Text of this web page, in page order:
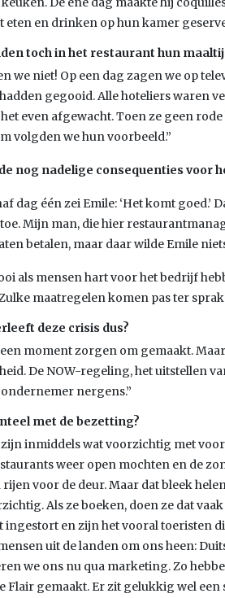
eten en drinken op hun kamer
toch in het restaurant hun
we niet! Op een dag zagen we op
gegooid. Alle hoteliers waren
het even afgewacht. Toen ze geen
volgden we hun voorbeeld.”
nog nadelige consequenties voor
dag één zei Emile: ‘Het komt goed.’
Mijn man, die hier
betalen, maar daar wilde Emile
als mensen hart voor het bedrijf
maatregelen komen pas ter
deze crisis dus?
moment zorgen om gemaakt.
De NOW-regeling, het uitstellen
nergens.”
met de bezetting?
zijn inmiddels wat voorzichtig met
weer open mochten en de
rijen voor de deur. Maar dat bleek
Als ze boeken, doen ze dat
ingestort en zijn het vooral toeristen
uit de landen om ons heen:
we ons nu qua marketing. Zo
Flair gemaakt. Er zit gelukkig wel